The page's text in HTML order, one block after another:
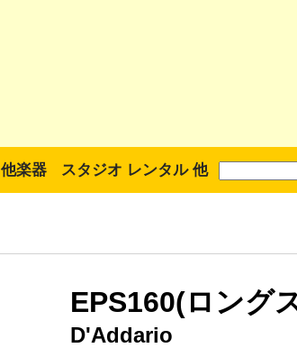
他楽器 スタジオ レンタル 他
EPS160(ロング
D'Addario